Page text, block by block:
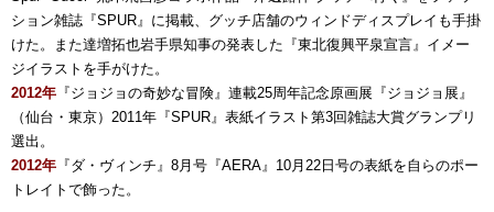
ション雑誌『SPUR』に掲載、グッチ店舗のウィンドディスプレイも手掛
けた。また達増拓也岩手県知事の発表した『東北復興平泉宣言』イメー
ジイラストを手がけた。
2012年 『ジョジョの奇妙な冒険』連載25周年記念原画展『ジョジョ展』
（仙台・東京）2011年『SPUR』表紙イラスト第3回雑誌大賞グランプリ
選出。
2012年 『ダ・ヴィンチ』8月号『AERA』10月22日号の表紙を自らのポー
トレイトで飾った。